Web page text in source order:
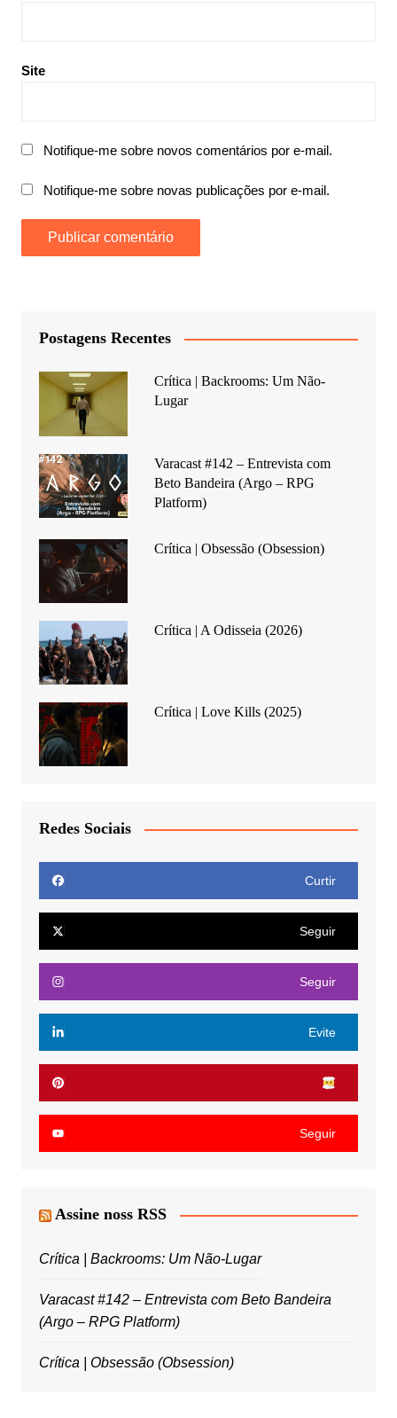
Site
Notifique-me sobre novos comentários por e-mail.
Notifique-me sobre novas publicações por e-mail.
Postagens Recentes
Crítica | Backrooms: Um Não-
Lugar
Varacast #142 – Entrevista com
Beto Bandeira (Argo – RPG
Platform)
Crítica | Obsessão (Obsession)
Crítica | A Odisseia (2026)
Crítica | Love Kills (2025)
Redes Sociais
Curtir
Seguir
Seguir
Evite
Seguir
Assine noss RSS
Crítica | Backrooms: Um Não-Lugar
Varacast #142 – Entrevista com Beto Bandeira
(Argo – RPG Platform)
Crítica | Obsessão (Obsession)